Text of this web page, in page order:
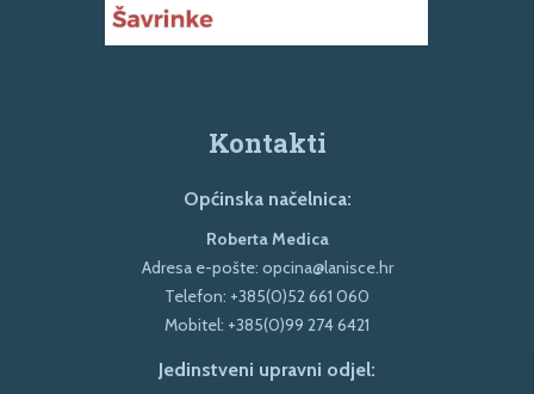
Kontakti
Općinska načelnica:
Roberta Medica
Adresa e-pošte: opcina@lanisce.hr
Telefon: +385(0)52 661 060
Mobitel: +385(0)99 274 6421
Jedinstveni upravni odjel: